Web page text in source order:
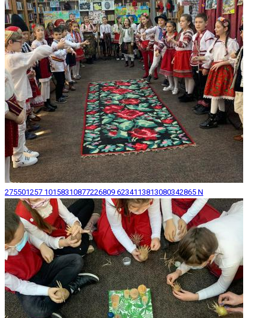
275501257 10158310877226809 6234113813080342865 N